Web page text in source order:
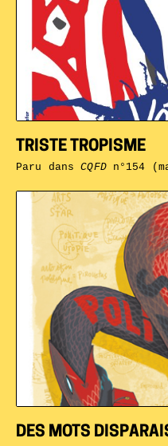
DES MOTS
TRISTE TROPISME
Paru dansCQFDn°154